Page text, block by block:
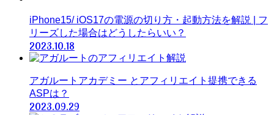
iPhone15/ iOS17の電源の切り方・起動方法を解説 | フ
リーズした場合はどうしたらいい？
2023.10.18
アガルートアカデミー とアフィリエイト提携できる
ASPは？
2023.09.29